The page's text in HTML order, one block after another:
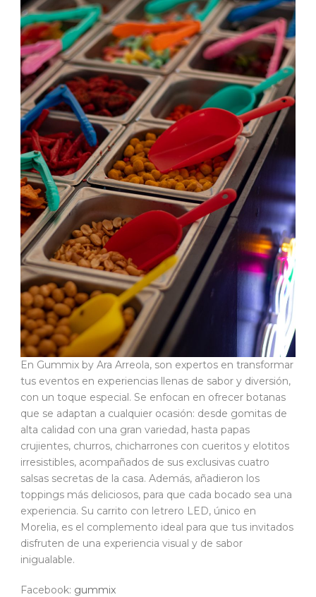
En Gummix by Ara Arreola, son expertos en transformar
tus eventos en experiencias llenas de sabor y diversión,
con un toque especial. Se enfocan en ofrecer botanas
que se adaptan a cualquier ocasión: desde gomitas de
alta calidad con una gran variedad, hasta papas
crujientes, churros, chicharrones con cueritos y elotitos
irresistibles, acompañados de sus exclusivas cuatro
salsas secretas de la casa. Además, añadieron los
toppings más deliciosos, para que cada bocado sea una
experiencia. Su carrito con letrero LED, único en
Morelia, es el complemento ideal para que tus invitados
disfruten de una experiencia visual y de sabor
inigualable.
Facebook: gummix